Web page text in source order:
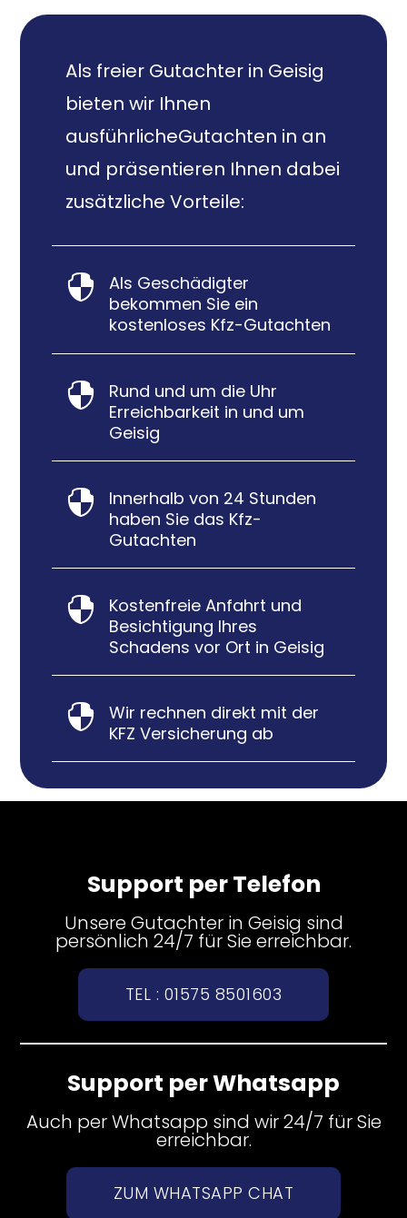
Als freier Gutachter in Geisig
bieten wir Ihnen
ausführlicheGutachten in an
und präsentieren Ihnen dabei
zusätzliche Vorteile:

Als Geschädigter
bekommen Sie ein
kostenloses Kfz-Gutachten

Rund und um die Uhr
Erreichbarkeit in und um
Geisig

Innerhalb von 24 Stunden
haben Sie das Kfz-
Gutachten

Kostenfreie Anfahrt und
Besichtigung Ihres
Schadens vor Ort in Geisig

Wir rechnen direkt mit der
KFZ Versicherung ab
Support per Telefon
Unsere Gutachter in Geisig sind
persönlich 24/7 für Sie erreichbar.
TEL : 01575 8501603
Support per Whatsapp
Auch per Whatsapp sind wir 24/7 für Sie
erreichbar.
ZUM WHATSAPP CHAT